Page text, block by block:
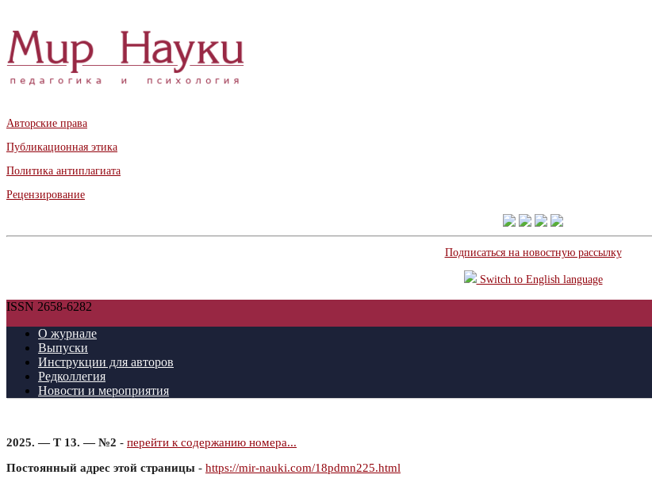
Авторские права
Публикационная этика
Политика антиплагиата
Рецензирование
Подписаться на новостную рассылку
Switch to English language
ISSN 2658-6282
О журнале
Выпуски
Инструкции для авторов
Редколлегия
Новости и мероприятия
2025. — Т 13. — №2 - перейти к содержанию номера...
Постоянный адрес этой страницы - https://mir-nauki.com/18pdmn225.html